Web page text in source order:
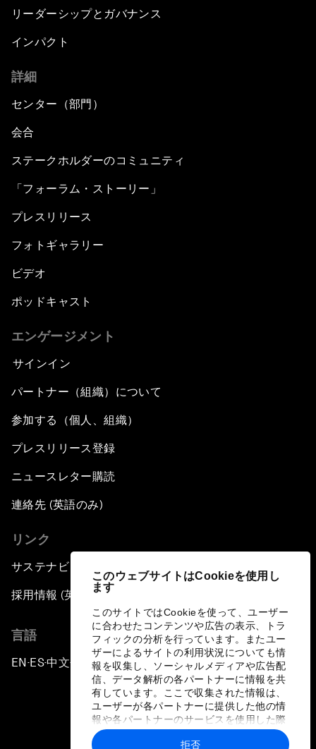
このウェブサイトはCookieを使用し
ます
このサイトではCookieを使って、ユーザー
に合わせたコンテンツや広告の表示、トラ
フィックの分析を行っています。またユー
ザーによるサイトの利用状況についても情
報を収集し、ソーシャルメディアや広告配
信、データ解析の各パートナーに情報を共
有しています。ここで収集された情報は、
ユーザーが各パートナーに提供した他の情
報や各パートナーのサービスを使用した際
に収集された情報と組み合わされ、各パー
トナーによって使用されることがありま
拒否
Opening Plenary with Narendra Modi, Prime
Minister of India
Inequality?
Into a Deal-Based Global Order?
Post-Establishment Politics?
Strategic Outlook: Eurasia
Reconnecting Refugees
An Insight, An Idea with Shah Rukh Khan
Can We Live with Monopolies?
Harassment
Next-Generation Storytellers
Saving Economic Globalization from Itself
How Is China Leading the World?
Towards Better Capitalism
Pioneering the Future of Governance in the
リーダーシップとガバナンス
インパクト
詳細
センター（部門）
会合
ステークホルダーのコミュニティ
「フォーラム・ストーリー」
プレスリリース
フォトギャラリー
ビデオ
ポッドキャスト
エンゲージメント
サインイン
パートナー（組織）について
参加する（個人、組織）
プレスリリース登録
ニュースレター購読
連絡先 (英語のみ)
リンク
サステナビリティへの取り組み
採用情報 (英語のみ)
言語
EN ▪ES▪中文▪ 日本語